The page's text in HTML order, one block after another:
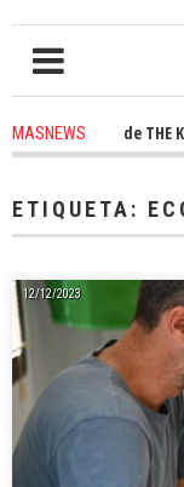
MASNEWS
el trono de THE KING
ETIQUETA:
12/12/2023